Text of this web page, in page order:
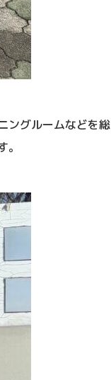
ングルームなどを総